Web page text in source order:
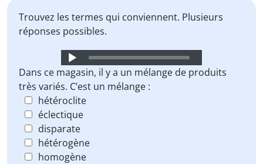
Trouvez les termes qui conviennent. Plusieurs
réponses possibles.
Audio
Player
Dans ce magasin, il y a un mélange de produits
très variés. C’est un mélange :
hétéroclite
éclectique
disparate
hétérogène
homogène